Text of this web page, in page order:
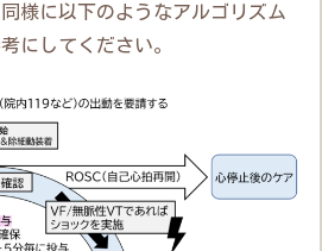
様に以下のようなアルゴリズム
にしてください。